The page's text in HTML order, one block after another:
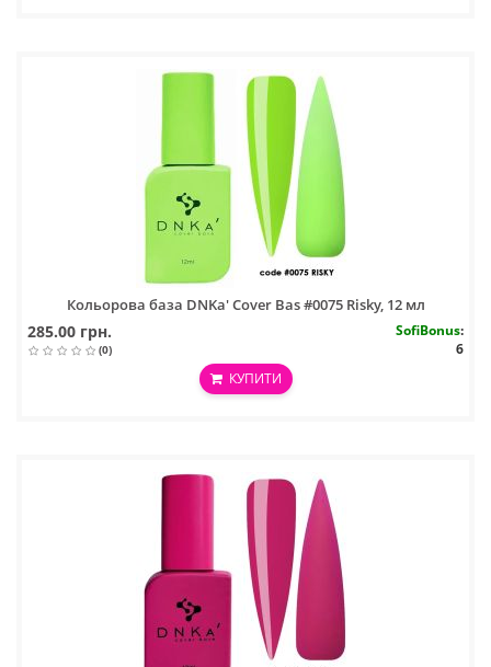
Кольорова база DNKa' Cover Bas #0075 Risky, 12 мл
285.00 грн.
(0)
SofiBonus:
6
КУПИТИ